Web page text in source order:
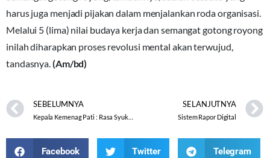
harus juga menjadi pijakan dalam menjalankan roda organisasi.
Melalui 5 (lima) nilai budaya kerja dan semangat gotong royong
inilah diharapkan proses revolusi mental akan terwujud,
tandasnya.(Am/bd)
SEBELUMNYA
Kepala Kemenag Pati : Rasa Syukur Harus Menjadi Motivasi Dalam Bekerja
SELANJUTNYA
Sistem Rapor Digital
Facebook Twitter Telegram